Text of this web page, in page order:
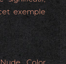
exemple